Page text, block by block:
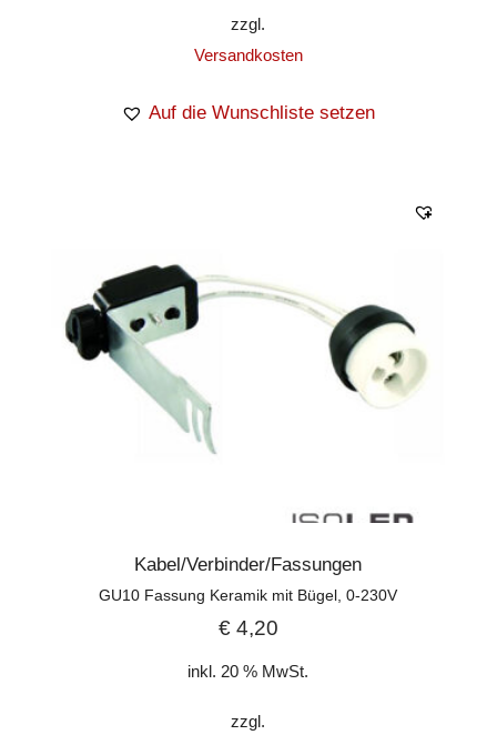
zzgl.
Versandkosten
Auf die Wunschliste setzen
Kabel/Verbinder/Fassungen
GU10 Fassung Keramik mit Bügel, 0-230V
€4,20
inkl. 20 % MwSt.
zzgl.